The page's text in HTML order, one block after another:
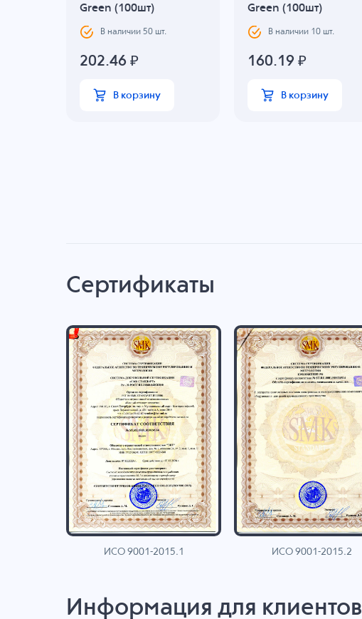
Green (100шт)
В наличии 50 шт.
202.46 ₽
В корзину
Green (100шт)
В наличии 10 шт.
160.19 ₽
В корзину
Сертификаты
ИСО 9001-2015.1 ИСО 9001-2015.2
Информация для клиентов